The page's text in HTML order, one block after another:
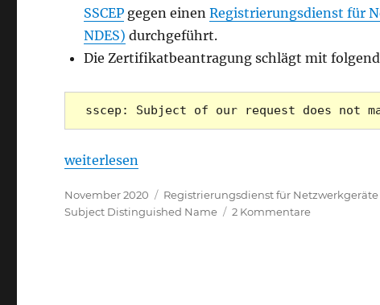
SSCEP gegen einenRegistrierungsdienst für
NDES) durchgeführt.
Die Zertifikatbeantragung schlägt mit
sscep: Subject of our request does not
„SSCEP: Subject of our request does not match
weiterlesen
Veröffentlicht
am
November 2020 Kategorien
Registrierungsdienst für Netzwerkgeräte
Subject Distinguished Name
2 Kommentarezu